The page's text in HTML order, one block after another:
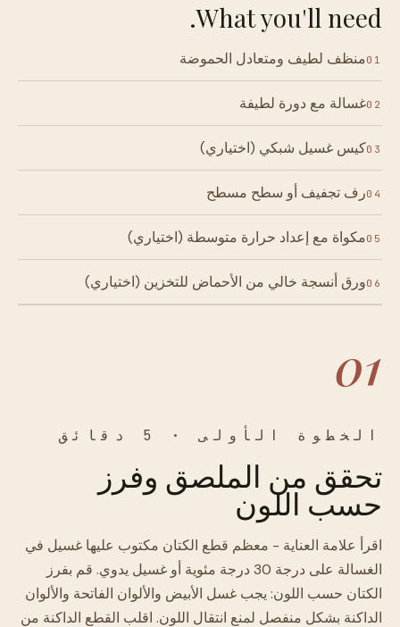
What you'll need.
01منظف لطيف ومتعادل الحموضة
02غسالة مع دورة لطيفة
03كيس غسيل شبكي (اختياري)
04رف تجفيف أو سطح مسطح
05مكواة مع إعداد حرارة متوسطة (اختياري)
06ورق أنسجة خالي من الأحماض للتخزين (اختياري)
01
الخطوة الأولى · 5 دقائق
تحقق من الملصق وفرز
حسب اللون
اقرأ علامة العناية - معظم قطع الكتان مكتوب عليها غسيل في
الغسالة على درجة 30 درجة مئوية أو غسيل يدوي. قم بفرز
الكتان حسب اللون: يجب غسل الأبيض والألوان الفاتحة والألوان
الداكنة بشكل منفصل لمنع انتقال اللون. اقلب القطع الداكنة من